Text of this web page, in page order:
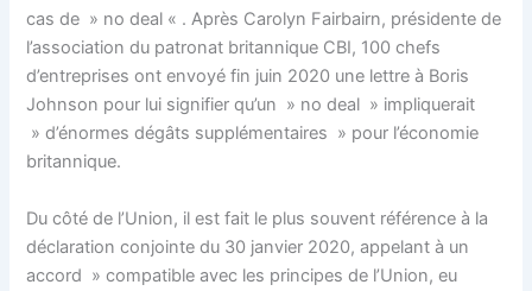
cas de » no deal « . Après Carolyn Fairbairn, présidente de
l’association du patronat britannique CBI, 100 chefs
d’entreprises ont envoyé fin juin 2020 une lettre à Boris
Johnson pour lui signifier qu’un » no deal » impliquerait
» d’énormes dégâts supplémentaires » pour l’économie
britannique.
Du côté de l’Union, il est fait le plus souvent référence à la
déclaration conjointe du 30 janvier 2020, appelant à un
accord » compatible avec les principes de l’Union, eu